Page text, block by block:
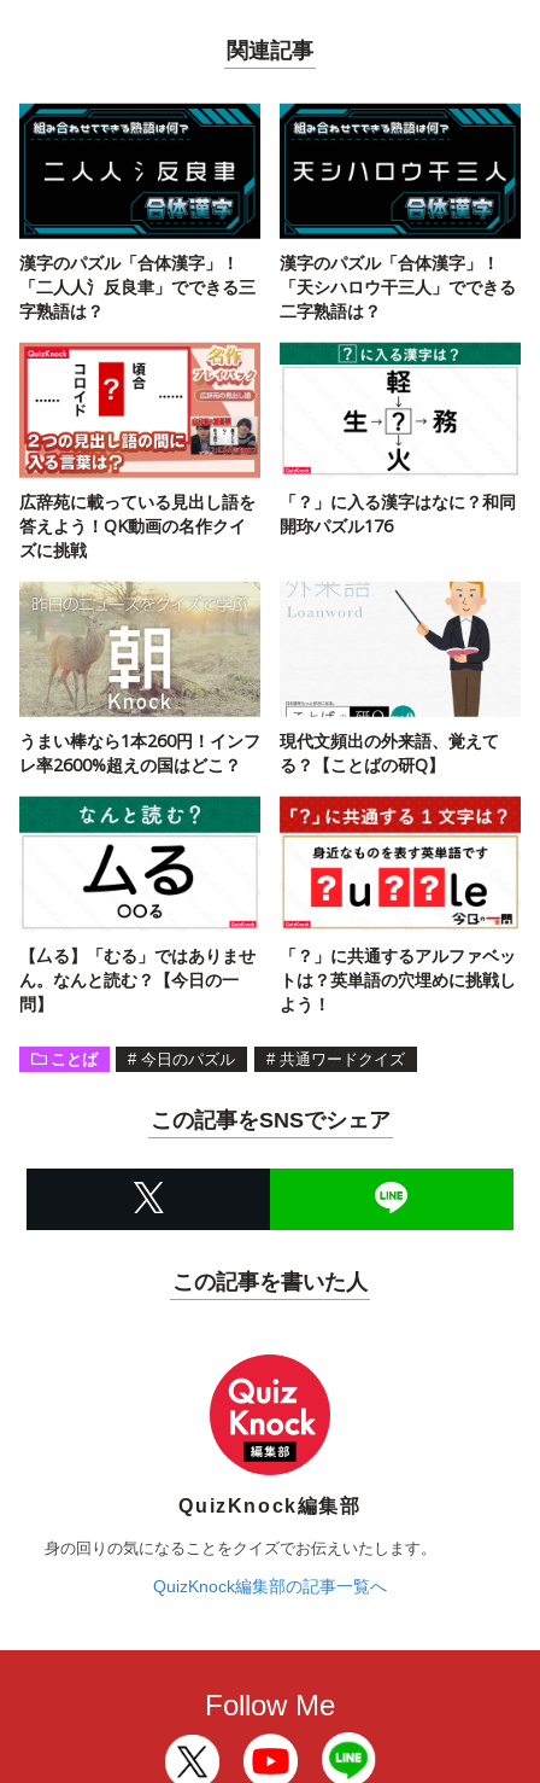
関連記事
漢字のパズル「合体漢字」！
「二人人氵反良聿」でできる三
字熟語は？
漢字のパズル「合体漢字」！
「天シハロウ干三人」でできる
二字熟語は？
広辞苑に載っている見出し語を
答えよう！QK動画の名作クイ
ズに挑戦
「？」に入る漢字はなに？和同
開珎パズル176
うまい棒なら1本260円！インフ
レ率2600%超えの国はどこ？
現代文頻出の外来語、覚えて
る？【ことばの研Q】
【厶る】「むる」ではありませ
ん。なんと読む？【今日の一
問】
「？」に共通するアルファベッ
トは？英単語の穴埋めに挑戦し
よう！
ことば # 今日のパズル # 共通ワードクイズ
この記事をSNSでシェア
この記事を書いた人
QuizKnock編集部
身の回りの気になることをクイズでお伝えいたします。
QuizKnock編集部の記事一覧へ
Follow Me